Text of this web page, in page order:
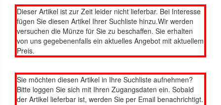
Dieser Artikel ist zur Zeit leider nicht lieferbar. Bei Interesse
fügen Sie diesen Artikel Ihrer Suchliste hinzu.Wir werden
versuchen die Münze für Sie zu beschaffen. Sie erhalten
von uns gegebenenfalls ein aktuelles Angebot mit aktuellem
Preis.
Sie möchten diesen Artikel in Ihre Suchliste aufnehmen?
Bitte loggen Sie sich mit Ihren Zugangsdaten ein. Sobald
der Artikel lieferbar ist, werden Sie per Email benachrichtigt.